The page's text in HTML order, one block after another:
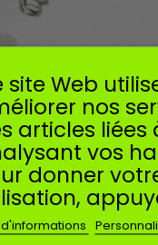
POMPE REPRISE
STIHL MS200T
pour pompe de
MS200T. Pour
S61B, S61C, S61D, S61E,
S96B, S108, S108A, S109,
S126, S127, S128, S129.
4,99 €
Ajouter au panier
site Web
nos
articles liées
vos
donner
d'informations